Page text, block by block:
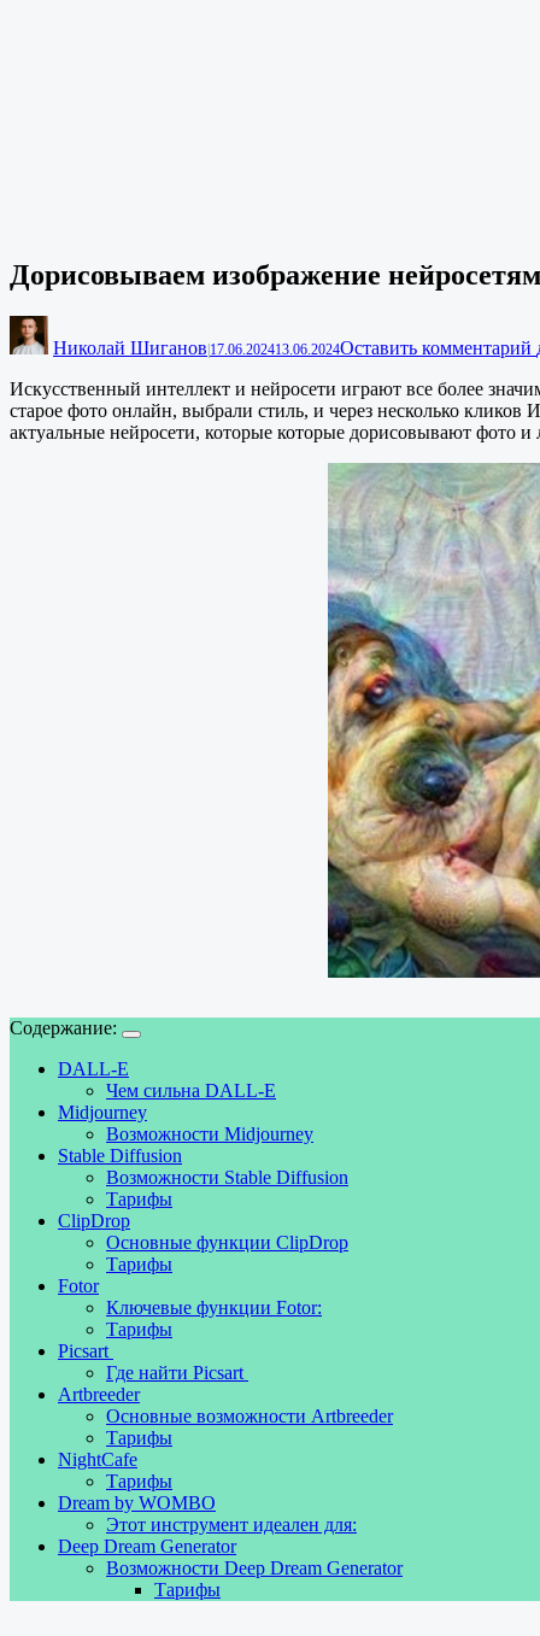
Дорисовываем изображение
Николай Шиганов 17.06.202413.06.2024Оставить комментарий
Искусственный интеллект и нейросети играют все более
старое фото онлайн, выбрали стиль, и через несколько
актуальные нейросети, которые которые дорисовывают фото
Содержание:
DALL-E
Чем сильна DALL-E
Midjourney
Возможности Midjourney
Stable Diffusion
Возможности Stable Diffusion
Тарифы
ClipDrop
Основные функции ClipDrop
Тарифы
Fotor
Ключевые функции Fotor:
Тарифы
Picsart
Где найти Picsart
Artbreeder
Основные возможности Artbreeder
Тарифы
NightCafe
Тарифы
Dream by WOMBO
Этот инструмент идеален для:
Deep Dream Generator
Возможности Deep Dream Generator
Тарифы